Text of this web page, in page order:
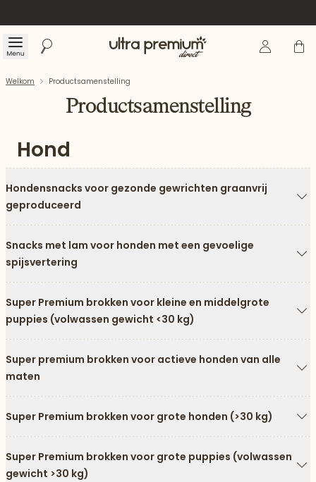
Menu Zoeken Welkom Inloggen
Welkom Productsamenstelling
Productsamenstelling
Hond
Hondensnacks voor gezonde gewrichten graanvrij
geproduceerd
Snacks met lam voor honden met een gevoelige
spijsvertering
Super Premium brokken voor kleine en middelgrote
puppies (volwassen gewicht <30 kg)
Super premium brokken voor actieve honden van alle
maten
Super Premium brokken voor grote honden (>30 kg)
Super Premium brokken voor grote puppies (volwassen
gewicht >30 kg)